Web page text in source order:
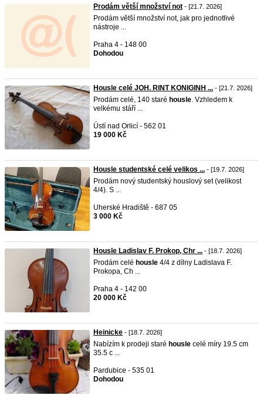
Prodám větší množství not - [21.7. 2026]
Prodám větší množství not, jak pro jednotlivé
nástroje ...
Praha 4 - 148 00
Dohodou
Housle celé JOH. RINT KONIGINH ... - [21.7. 2026]
Prodám celé, 140 staré housle. Vzhledem k
velkému stáří ...
Ústí nad Orlicí - 562 01
19 000 Kč
Housle studentské celé velikos ... - [19.7. 2026]
Prodám nový studentský houslový set (velikost
4/4). S ...
Uherské Hradiště - 687 05
3 000 Kč
Housle Ladislav F. Prokop, Chr ... - [18.7. 2026]
Prodám celé housle 4/4 z dílny Ladislava F.
Prokopa, Ch ...
Praha 4 - 142 00
20 000 Kč
Heinicke - [18.7. 2026]
Nabízím k prodeji staré housle celé míry 19.5 cm
35.5 c ...
Pardubice - 535 01
Dohodou